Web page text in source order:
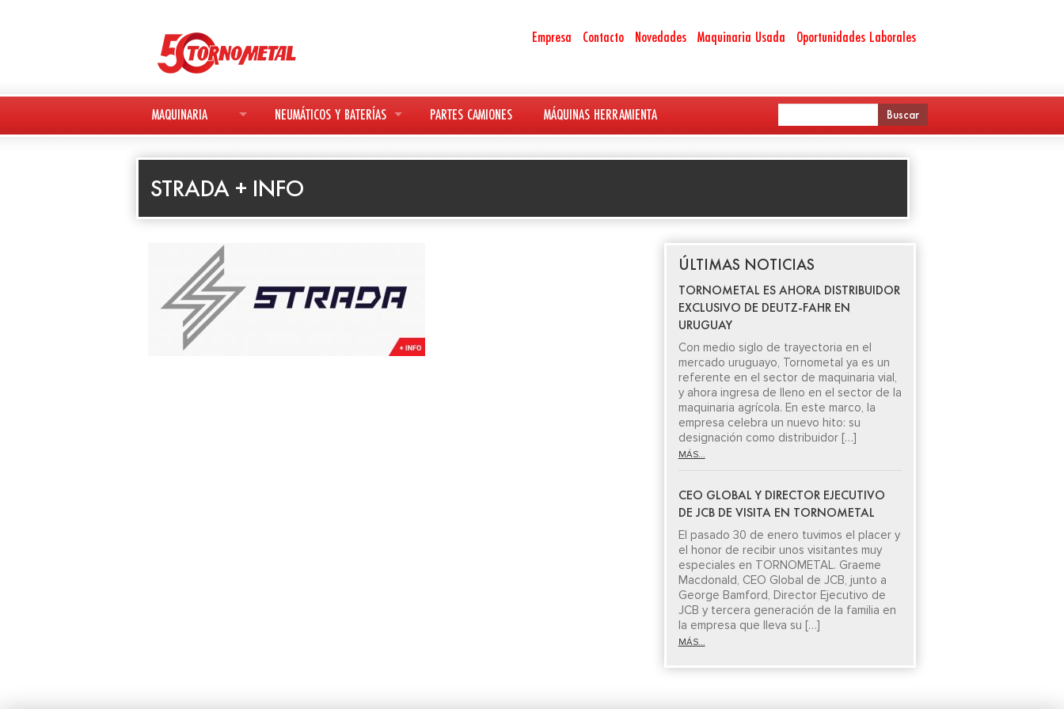
Empresa Contacto Novedades Maquinaria Usada Oportunidades Laborales
MAQUINARIA
MAQUINARIA NUEVA
MAQUINARIA USADA
DEUTZ-FAHR
KESLA
NEUMÁTICOS Y BATERÍAS
NEUMÁTICOS
BATERÍAS
PARTES CAMIONES MÁQUINAS HERRAMIENTA
STRADA + INFO
ÚLTIMAS NOTICIAS
TORNOMETAL ES AHORA DISTRIBUIDOR
EXCLUSIVO DE DEUTZ-FAHR EN
URUGUAY
Con medio siglo de trayectoria en el
mercado uruguayo, Tornometal ya es un
referente en el sector de maquinaria vial,
y ahora ingresa de lleno en el sector de la
maquinaria agrícola. En este marco, la
empresa celebra un nuevo hito: su
designación como distribuidor […]
MÁS...
CEO GLOBAL Y DIRECTOR EJECUTIVO
DE JCB DE VISITA EN TORNOMETAL
El pasado 30 de enero tuvimos el placer y
el honor de recibir unos visitantes muy
especiales en TORNOMETAL. Graeme
Macdonald, CEO Global de JCB, junto a
George Bamford, Director Ejecutivo de
JCB y tercera generación de la familia en
la empresa que lleva su […]
MÁS...